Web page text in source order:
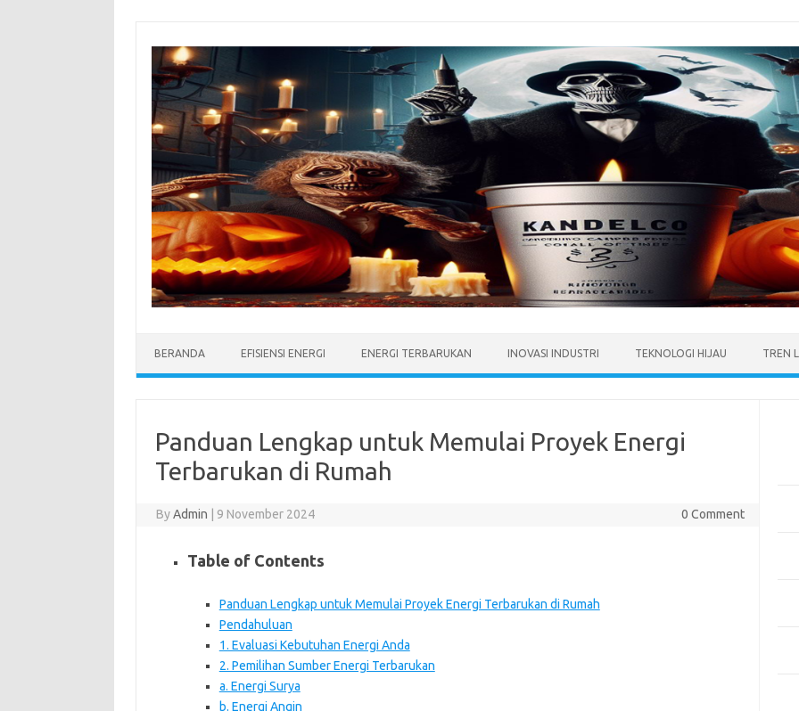
content
BERANDA EFISIENSI ENERGI ENERGI TERBARUKAN INOVASI INDUSTRI TEKNOLOGI HIJAU TREN
Panduan Lengkap untuk Memulai Proyek Energi
Terbarukan di Rumah
ByAdmin 9 November 2024 0 Comment
Table of Contents
Panduan Lengkap untuk Memulai Proyek Energi Terbarukan di Rumah
Pendahuluan
1. Evaluasi Kebutuhan Energi Anda
2. Pemilihan Sumber Energi Terbarukan
a. Energi Surya
b. Energi Angin